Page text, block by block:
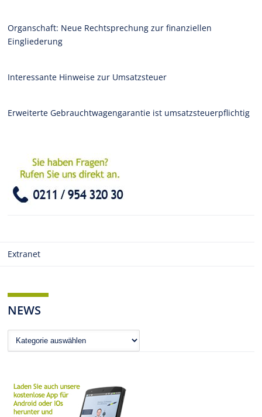
Organschaft: Neue Rechtsprechung zur finanziellen
Eingliederung
Interessante Hinweise zur Umsatzsteuer
Erweiterte Gebrauchtwagengarantie ist umsatzsteuerpflichtig
Extranet
NEWS
News